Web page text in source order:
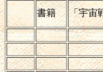
書籍 「宇宙